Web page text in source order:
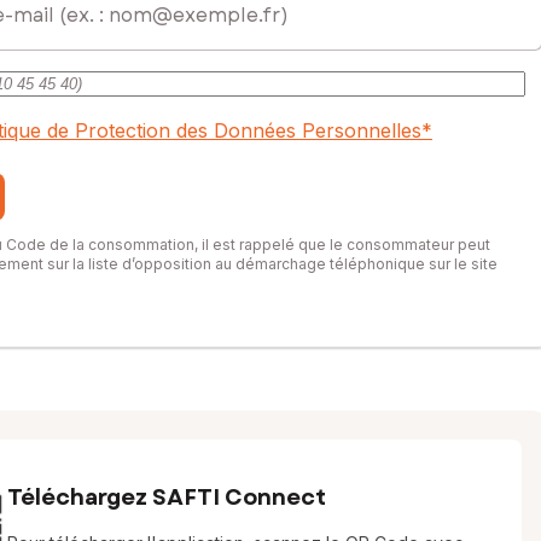
de Protection des Données Personnelles*
Code de la consommation, il est rappelé que le consommateur peut
sur la liste d’opposition au démarchage téléphonique sur le site
Téléchargez SAFTI Connect